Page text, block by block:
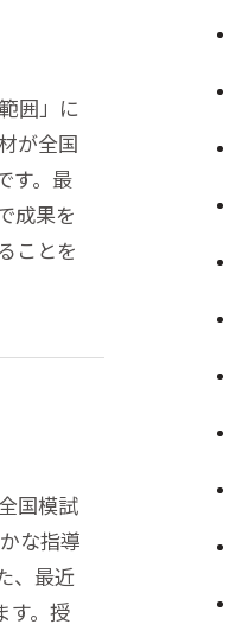
囲」に
が全国
す。最
成果を
ことを
国模試
な指導
、最近
す。授